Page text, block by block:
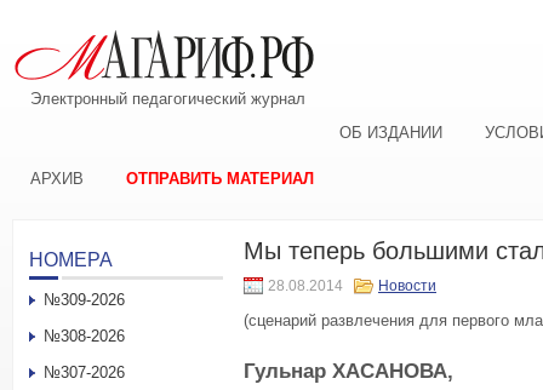
Электронный педагогический журнал
ОБ ИЗДАНИИ
АРХИВ ОТПРАВИТЬ МАТЕРИАЛ
Мы теперь большими
28.08.2014 Новости
(сценарий развлечения для первого
Гульнар ХАСАНОВА,
НОМЕРА
№309-2026
№308-2026
№307-2026